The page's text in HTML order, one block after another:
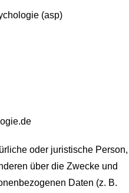
(asp)
oder juristische Person,
über die Zwecke und
Daten (z. B.